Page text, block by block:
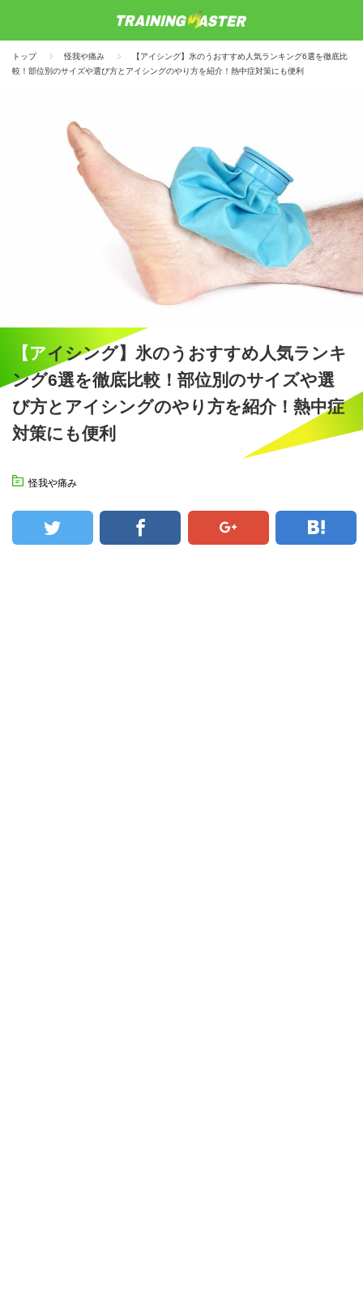
トップ 怪我や痛み
【アイシング】氷のうおすすめ人気ランキング6選を徹底比
較！部位別のサイズや選び方とアイシングのやり方を紹介！熱中症対策にも便利
【アイシング】氷のうおすすめ人気ランキ
ング6選を徹底比較！部位別のサイズや選
び方とアイシングのやり方を紹介！熱中症
対策にも便利
怪我や痛み